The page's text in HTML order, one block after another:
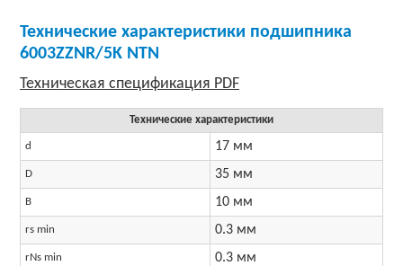
Технические характеристики подшипника
6003ZZNR/5K NTN
Технические характеристики
d 17 мм
D 35 мм
B 10 мм
rs min 0.3 мм
rNs min 0.3 мм